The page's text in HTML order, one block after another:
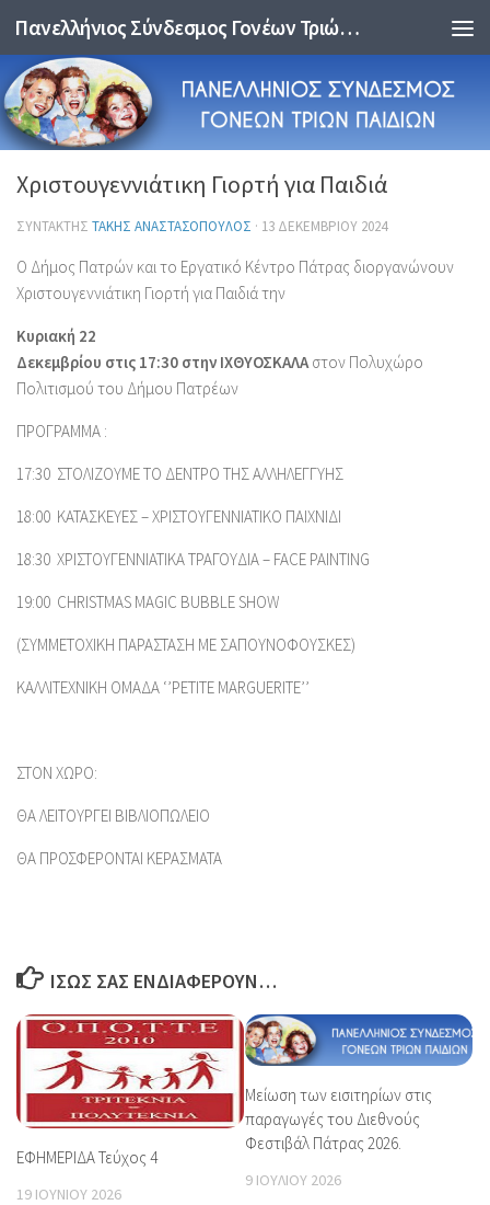
Skip to content Πανελλήνιος Σύνδεσμος Γονέων Τριών Παιδιών
Χριστουγεννιάτικη Γιορτή για Παιδιά
ΣΥΝΤΆΚΤΗΣ ΤΆΚΗΣ ΑΝΑΣΤΑΣΌΠΟΥΛΟΣ · 13 ΔΕΚΕΜΒΡΊΟΥ 2024
Ο Δήμος Πατρών και το Εργατικό Κέντρο Πάτρας διοργανώνουν
Χριστουγεννιάτικη Γιορτή για Παιδιά την
Κυριακή 22
Δεκεμβρίου στις 17:30 στην ΙΧΘΥΟΣΚΑΛΑστον Πολυχώρο
Πολιτισμού του Δήμου Πατρέων
ΠΡΟΓΡΑΜΜΑ :
17:30 ΣΤΟΛΙΖΟΥΜΕ ΤΟ ΔΕΝΤΡΟ ΤΗΣ ΑΛΛΗΛΕΓΓΥΗΣ
18:00 ΚΑΤΑΣΚΕΥΕΣ – ΧΡΙΣΤΟΥΓΕΝΝΙΑΤΙΚΟ ΠΑΙΧΝΙΔΙ
18:30 ΧΡΙΣΤΟΥΓΕΝΝΙΑΤΙΚΑ ΤΡΑΓΟΥΔΙΑ – FACE PAINTING
19:00 CHRISTMAS MAGIC BUBBLE SHOW
(ΣΥΜΜΕΤΟΧΙΚΗ ΠΑΡΑΣΤΑΣΗ ΜΕ ΣΑΠΟΥΝΟΦΟΥΣΚΕΣ)
ΚΑΛΛΙΤΕΧΝΙΚΗ ΟΜΑΔΑ ‘’PETITE MARGUERITE’’
ΣΤΟΝ ΧΩΡΟ:
ΘΑ ΛΕΙΤΟΥΡΓΕΙ ΒΙΒΛΙΟΠΩΛΕΙΟ
ΘΑ ΠΡΟΣΦΕΡΟΝΤΑΙ ΚΕΡΑΣΜΑΤΑ
ΊΣΩΣ ΣΑΣ ΕΝΔΙΑΦΈΡΟΥΝ…
ΕΦΗΜΕΡΙΔΑ Τεύχος 4
19 ΙΟΥΝΊΟΥ 2026
Μείωση των εισιτηρίων στις
παραγωγές του Διεθνούς
Φεστιβάλ Πάτρας 2026.
9 ΙΟΥΛΊΟΥ 2026